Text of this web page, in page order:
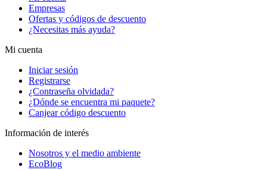
Empresas
Ofertas y códigos de descuento
¿Necesitas más ayuda?
Mi cuenta
Iniciar sesión
Registrarse
¿Contraseña olvidada?
¿Dónde se encuentra mi paquete?
Canjear código descuento
Información de interés
Nosotros y el medio ambiente
EcoBlog